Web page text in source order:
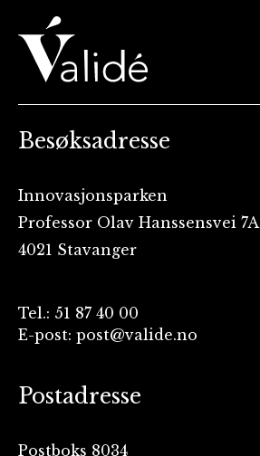
Besøksadresse
Innovasjonsparken
Professor Olav Hanssensvei 7A
4021 Stavanger
Tel.: 51 87 40 00
E-post: post@valide.no
Postadresse
Postboks 8034